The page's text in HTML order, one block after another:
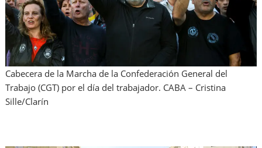
Cabecera de la Marcha de la Confederación General del
Trabajo (CGT) por el día del trabajador. CABA – Cristina
Sille/Clarín